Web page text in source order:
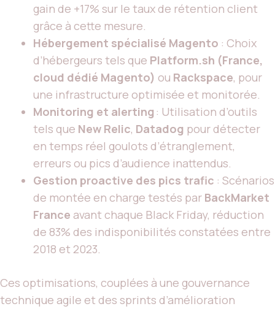
gain de +17% sur le taux de rétention client
grâce à cette mesure.
Hébergement spécialisé Magento : Choix
d’hébergeurs tels que Platform.sh (France,
cloud dédié Magento) ou Rackspace, pour
une infrastructure optimisée et monitorée.
Monitoring et alerting: Utilisation d’outils
tels que New Relic, Datadog pour détecter
en temps réel goulots d’étranglement,
erreurs ou pics d’audience inattendus.
Gestion proactive des pics trafic : Scénarios
de montée en charge testés par BackMarket
France avant chaque Black Friday, réduction
de 83% des indisponibilités constatées entre
2018 et 2023.
Ces optimisations, couplées à une gouvernance
technique agile et des sprints d’amélioration